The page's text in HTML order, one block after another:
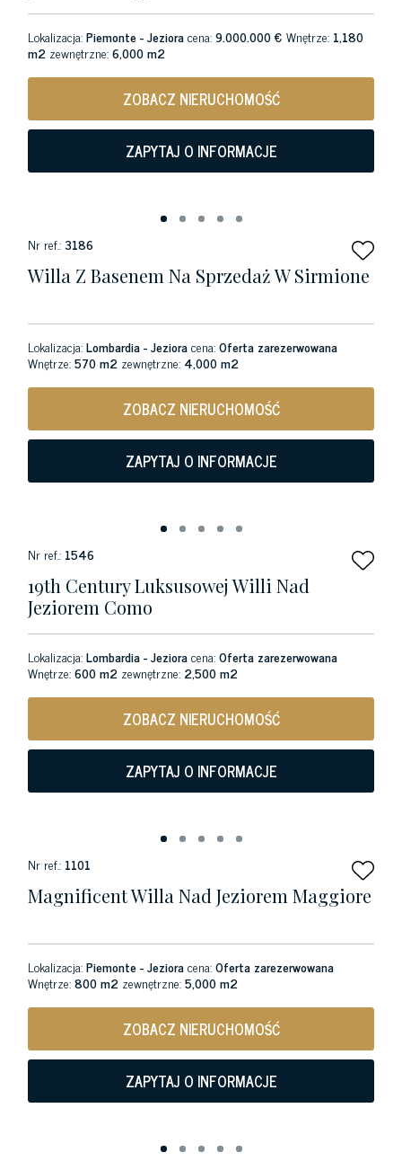
Lokalizacja:Piemonte - Jezioracena:9.000.000 € Wnętrze: 1,180
m2 zewnętrzne:6,000 m2
ZOBACZ NIERUCHOMOŚĆ
ZAPYTAJ O INFORMACJE
Nr ref.:3186
Willa Z Basenem Na Sprzedaż W Sirmione
Lokalizacja:Lombardia - Jezioracena:Oferta zarezerwowana
Wnętrze:570 m2 zewnętrzne: 4,000 m2
ZOBACZ NIERUCHOMOŚĆ
ZAPYTAJ O INFORMACJE
Nr ref.: 1546
19th Century Luksusowej Willi Nad
Jeziorem Como
Lokalizacja:Lombardia - Jezioracena:Oferta zarezerwowana
Wnętrze:600 m2 zewnętrzne: 2,500 m2
ZOBACZ NIERUCHOMOŚĆ
ZAPYTAJ O INFORMACJE
Nr ref.: 1101
Magnificent Willa Nad Jeziorem Maggiore
Lokalizacja:Piemonte - Jezioracena:Oferta zarezerwowana
Wnętrze:800 m2 zewnętrzne:5,000 m2
ZOBACZ NIERUCHOMOŚĆ
ZAPYTAJ O INFORMACJE